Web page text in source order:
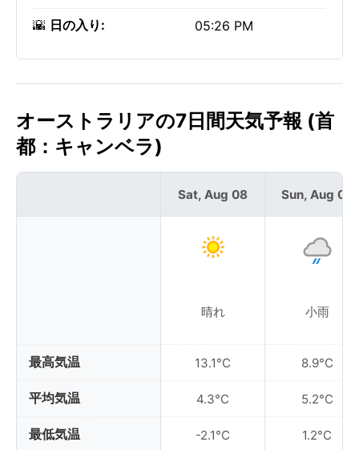
🌇 日の入り: 05:26 PM
オーストラリアの7日間天気予報 (首
都：キャンベラ)
最高気温
平均気温
最低気温
Sat, Aug 08
晴れ
13.1°C
4.3°C
-2.1°C
Sun, Aug 09
小雨
8.9°C
5.2°C
1.2°C